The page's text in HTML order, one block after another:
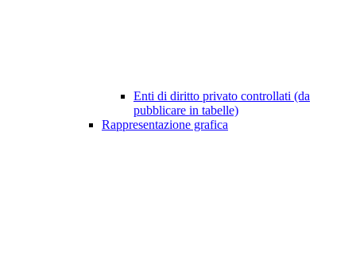
Enti di diritto privato controllati (da
pubblicare in tabelle)
Rappresentazione grafica